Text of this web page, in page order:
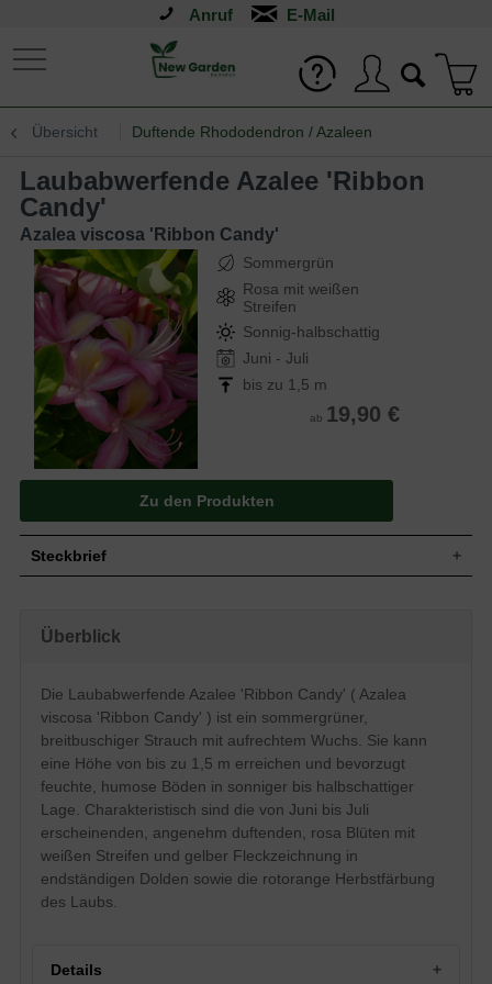
Anruf
Übersicht Duftende Rhododendron / Azaleen
Laubabwerfende Azalee 'Ribbon
Candy'
Azalea viscosa 'Ribbon Candy'
Sommergrün
Rosa mit weißen
Streifen
Sonnig-halbschattig
Juni - Juli
bis zu 1,5 m
ab 19,90 €
Zu den Produkten
Steckbrief
Blatt
Sommergrün, elliptisch, ledrig, am Ende
zugespitzt, ganzrandig, glänzend,
tiefgrün, rotorange Herbstfärbung, ca. 5
cm lang und 2 cm breit
Frucht
Kapselfrucht, nicht zum Verzehr geeignet
Blüte
Rosa, mit weißen Streifen, gelbe
Fleckzeichnung, lang herausragende
Staubgefäße, röhrig-trichterförmig,
angenehm duftend, purpurrote Knospen,
zu 18 bis 20 in endständigen Dolden
zusammen, reichblühend
Blütezeit
Überblick
Die Laubabwerfende Azalee 'Ribbon Candy' ( Azalea
viscosa 'Ribbon Candy' ) ist ein sommergrüner,
breitbuschiger Strauch mit aufrechtem Wuchs. Sie kann
eine Höhe von bis zu 1,5 m erreichen und bevorzugt
feuchte, humose Böden in sonniger bis halbschattiger
Lage. Charakteristisch sind die von Juni bis Juli
erscheinenden, angenehm duftenden, rosa Blüten mit
weißen Streifen und gelber Fleckzeichnung in
endständigen Dolden sowie die rotorange Herbstfärbung
des Laubs.
Details